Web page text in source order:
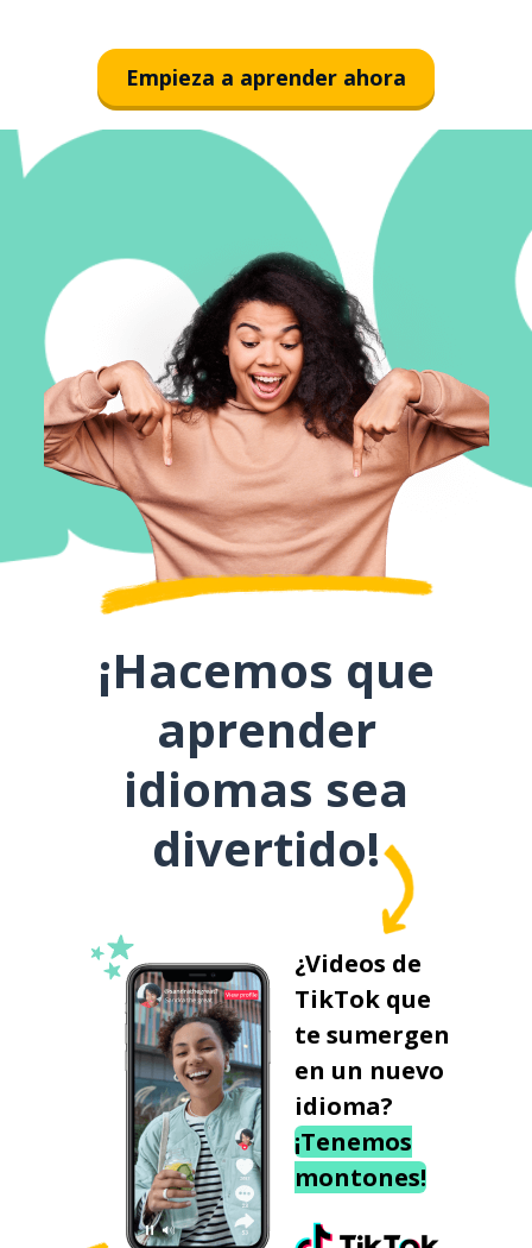
Empieza a aprender ahora
¡Hacemos que
aprender
idiomas sea
divertido!
¿Videos de
TikTok que
te sumergen
en un nuevo
idioma?
¡Tenemos
montones!